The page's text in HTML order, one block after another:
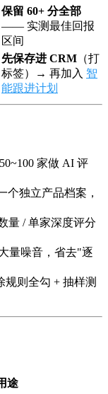
保留 60+ 分全部
—— 实测最佳回报
区间
先保存进 CRM （打
标签）→ 再加入 智
能跟进计划
家做 AI 评
个独立产品档案，
量 / 单家深度评分
量噪音，省去"逐
规则全勾 + 抽样测
途